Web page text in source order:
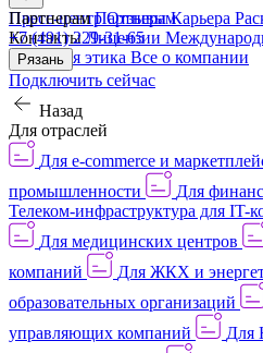
Пресс-центрОтзывыКарьера
КонтактыЛицензии
и деловая этика Все о компании
ПартнерамПартнерам
+7 (491) 229-31-65
Рязань
Подключить сейчас
Назад
Для отраслей
Для e-commerce и
промышленности
Для
Телеком-инфраструктура для IT-
Для медицинских центров
компаний
Для ЖКХ и
образовательных организаций
управляющих компаний
Для